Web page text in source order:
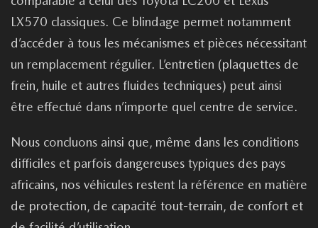
LX570 classiques. Ce blindage permet notamment
d’accéder à tous les mécanismes et pièces nécessitant
un remplacement régulier. L’entretien (plaquettes de
frein, huile et autres fluides techniques) peut ainsi
être effectué dans n’importe quel centre de service.
Nous concluons ainsi que, même dans les conditions
difficiles et parfois dangereuses typiques des pays
africains, nos véhicules restent la référence en matière
de protection, de capacité tout-terrain, de confort et